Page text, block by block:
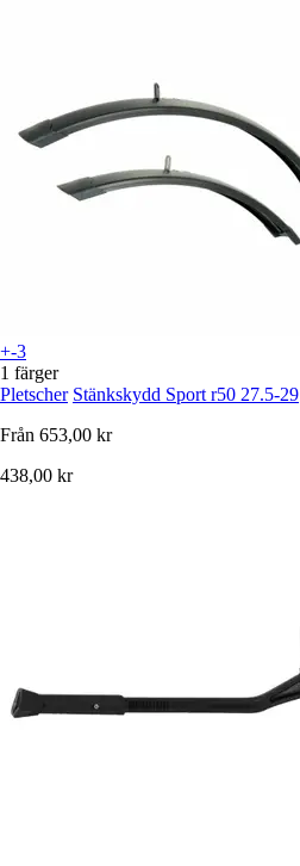
+-3
1 färger
Pletscher Stänkskydd Sport r50 27.5-29
Från 653,00 kr
438,00 kr